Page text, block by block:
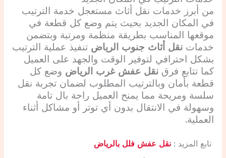
من أبرز خدمات نقل أثاث مستعجل خدمة الترتيب
في المكان الجديد بحيث يتم وضع كل قطعة في
موقعها المناسب بطريقة منظمة ومرتبة وبتضمن
خدمات نقل أثاث جنوب الرياض تنفيذ عملية الترتيب
بشكل احترافي لتوفير الوقت والجهد على العميل
كما تتابع فرق نقل عفش غرب الرياض وضع كل
قطعة بأمان وبالترتيب المطلوب لضمان تجربة نقل
سلسة ومريحة مما يمنح العميل راحة بال تامة
وسهولة في الانتقال بدون أي توتر أو مشاكل أثناء
العملية.
تابع المزيد : نقل عفش فلل بالرياض